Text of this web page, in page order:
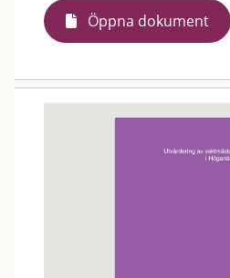
Öppna dokument